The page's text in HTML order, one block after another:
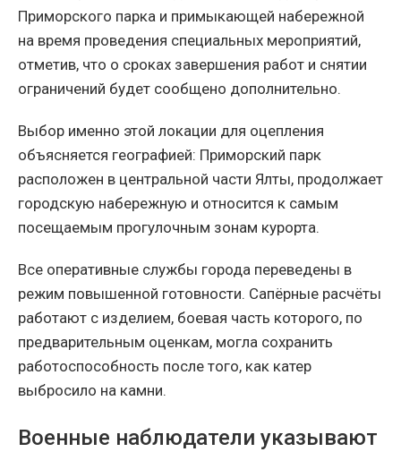
Приморского парка и примыкающей набережной
на время проведения специальных мероприятий,
отметив, что о сроках завершения работ и снятии
ограничений будет сообщено дополнительно.
Выбор именно этой локации для оцепления
объясняется географией: Приморский парк
расположен в центральной части Ялты, продолжает
городскую набережную и относится к самым
посещаемым прогулочным зонам курорта.
Все оперативные службы города переведены в
режим повышенной готовности. Сапёрные расчёты
работают с изделием, боевая часть которого, по
предварительным оценкам, могла сохранить
работоспособность после того, как катер
выбросило на камни.
Военные наблюдатели указывают